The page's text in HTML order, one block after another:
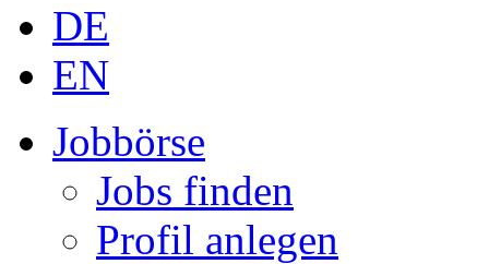
DE
EN
Jobbörse
Jobs finden
Profil anlegen